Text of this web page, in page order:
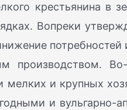
крестьянина в
Вопреки
потребностей
производством.
мелких и крупных
и